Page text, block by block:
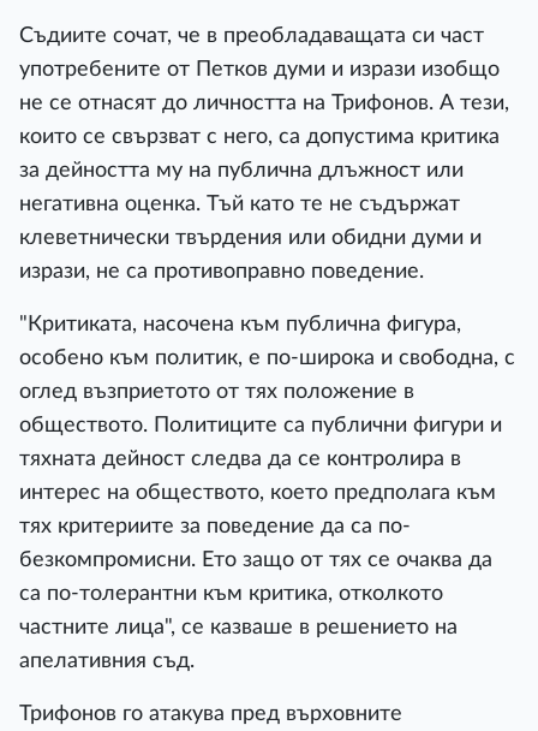
Съдиите сочат, че в преобладаващата си част
употребените от Петков думи и изрази изобщо
не се отнасят до личността на Трифонов. А тези,
които се свързват с него, са допустима критика
за дейността му на публична длъжност или
негативна оценка. Тъй като те не съдържат
клеветнически твърдения или обидни думи и
изрази, не са противоправно поведение.
"Критиката, насочена към публична фигура,
особено към политик, е по-широка и свободна, с
оглед възприетото от тях положение в
обществото. Политиците са публични фигури и
тяхната дейност следва да се контролира в
интерес на обществото, което предполага към
тях критериите за поведение да са по-
безкомпромисни. Ето защо от тях се очаква да
са по-толерантни към критика, отколкото
частните лица", се казваше в решението на
апелативния съд.
Трифонов го атакува пред върховните